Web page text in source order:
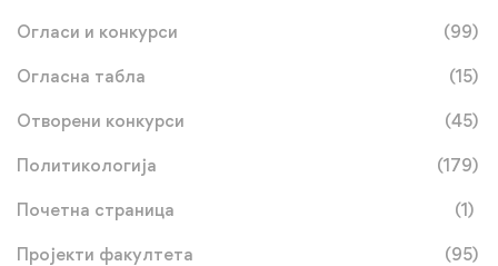
Огласи и конкурси (99)
Огласна табла (15)
Отворени конкурси (45)
Политикологија (179)
Почетна страница (1)
Пројекти факултета (95)